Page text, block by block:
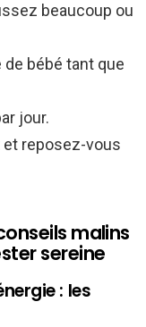
beaucoup ou
de bébé tant que
jour.
reposez-vous
malins
sereine
: les